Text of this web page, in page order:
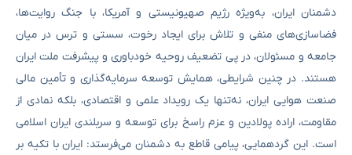
دشمنان ایران، به‌ویژه رژیم صهیونیستی و آمریکا، با جنگ روایت‌ها،
فضاسازی‌های منفی و تلاش برای ایجاد رخوت، سستی و ترس در میان
جامعه و مسئولان، در پی تضعیف روحیه خودباوری و پیشرفت ملت ایران
هستند. در چنین شرایطی، همایش توسعه سرمایه‌گذاری و تأمین مالی
صنعت هوایی ایران، نه‌تنها یک رویداد علمی و اقتصادی، بلکه نمادی از
مقاومت، اراده پولادین و عزم راسخ برای توسعه و سربلندی ایران اسلامی
است. این گردهمایی، پیامی قاطع به دشمنان می‌فرستد: ایران با تکیه بر